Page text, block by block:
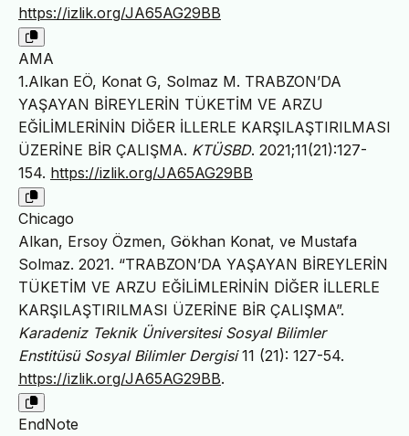
https://izlik.org/JA65AG29BB
AMA
1.Alkan EÖ, Konat G, Solmaz M. TRABZON’DA
YAŞAYAN BİREYLERİN TÜKETİM VE ARZU
EĞİLİMLERİNİN DİĞER İLLERLE KARŞILAŞTIRILMASI
ÜZERİNE BİR ÇALIŞMA. KTÜSBD. 2021;11(21):127-
154. https://izlik.org/JA65AG29BB
Chicago
Alkan, Ersoy Özmen, Gökhan Konat, ve Mustafa
Solmaz. 2021. “TRABZON’DA YAŞAYAN BİREYLERİN
TÜKETİM VE ARZU EĞİLİMLERİNİN DİĞER İLLERLE
KARŞILAŞTIRILMASI ÜZERİNE BİR ÇALIŞMA”.
Karadeniz Teknik Üniversitesi Sosyal Bilimler
Enstitüsü Sosyal Bilimler Dergisi11 (21): 127-54.
https://izlik.org/JA65AG29BB.
EndNote